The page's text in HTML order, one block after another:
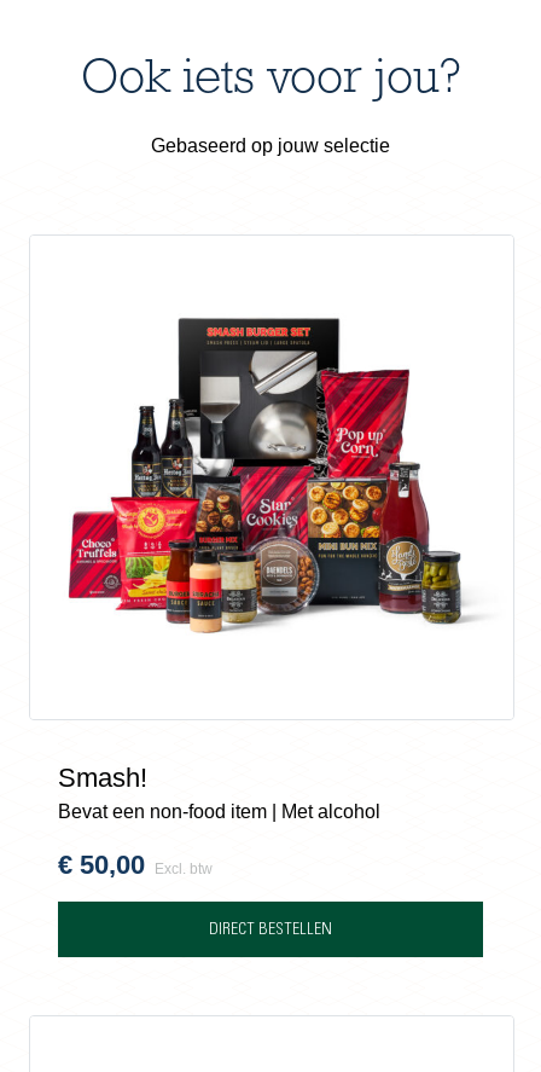
Ook iets voor jou?
Gebaseerd op jouw selectie
Smash!
Bevat een non-food item | Met alcohol
€ 50,00 Excl. btw
DIRECT BESTELLEN